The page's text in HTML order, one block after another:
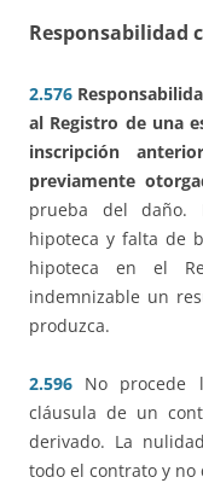
Responsabilidad
2.576
al Registro de una
inscripción
previamente
prueba del daño.
hipoteca y falta de
hipoteca en el
indemnizable un
produzca.
2.596 No procede
cláusula de un
derivado. La
todo el contrato y no